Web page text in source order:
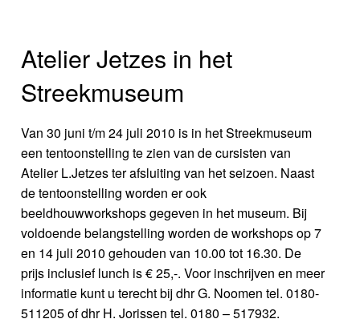
Atelier Jetzes in het
Streekmuseum
Van 30 juni t/m 24 juli 2010 is in het Streekmuseum
een tentoonstelling te zien van de cursisten van
Atelier L.Jetzes ter afsluiting van het seizoen. Naast
de tentoonstelling worden er ook
beeldhouwworkshops gegeven in het museum. Bij
voldoende belangstelling worden de workshops op 7
en 14 juli 2010 gehouden van 10.00 tot 16.30. De
prijs inclusief lunch is € 25,-. Voor inschrijven en meer
informatie kunt u terecht bij dhr G. Noomen tel. 0180-
511205 of dhr H. Jorissen tel. 0180 – 517932.